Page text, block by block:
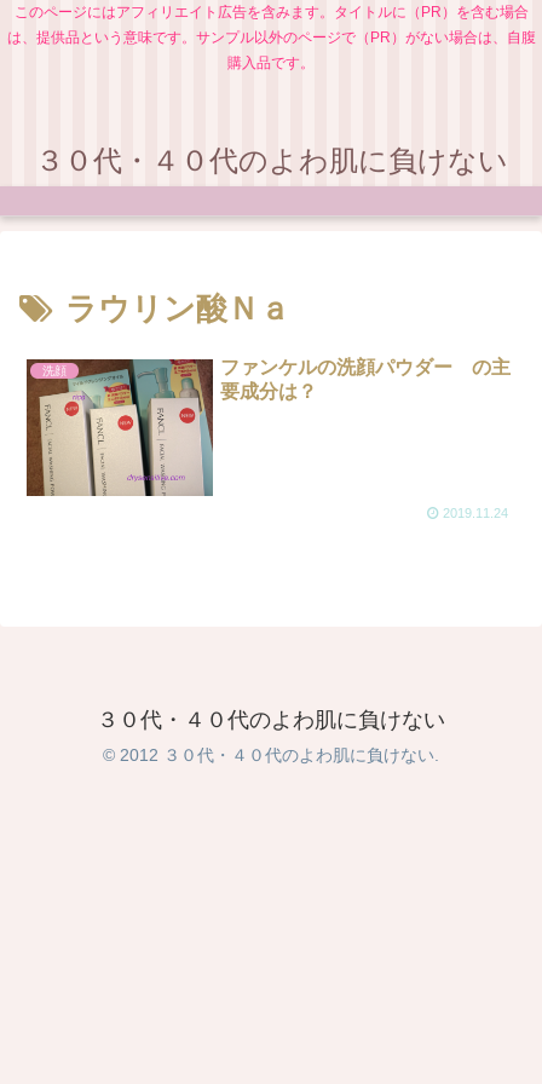
このページにはアフィリエイト広告を含みます。タイトルに（PR）を含む場合
は、提供品という意味です。サンプル以外のページで（PR）がない場合は、自腹
購入品です。
３０代・４０代のよわ肌に負けない
ラウリン酸Ｎａ
洗顔
ファンケルの洗顔パウダー の主
要成分は？
2019.11.24
３０代・４０代のよわ肌に負けない
© 2012 ３０代・４０代のよわ肌に負けない.